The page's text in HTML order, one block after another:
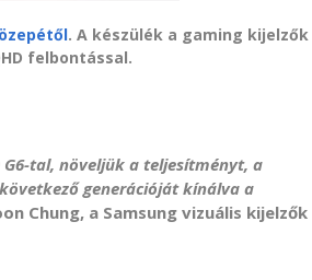
. A készülék a gaming kijelzők
felbontással.
G6-tal, növeljük a teljesítményt, a
generációját kínálva a
Chung, a Samsung vizuális kijelzők